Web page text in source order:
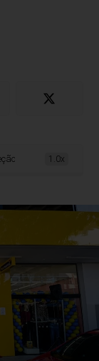
de funcionários para
1.0x